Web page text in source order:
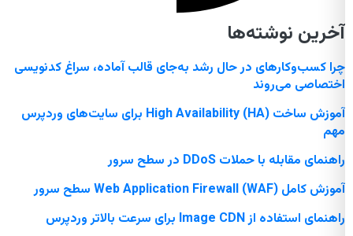
آخرین نوشته‌ها
چرا کسب‌وکارهای در حال رشد به‌جای قالب آماده، سراغ کدنویسی
اختصاصی می‌روند
آموزش ساخت High Availability (HA) برای سایت‌های وردپرس
مهم
راهنمای مقابله با حملات DDoS در سطح سرور
آموزش کامل Web Application Firewall (WAF) سطح سرور
راهنمای استفاده از Image CDN برای سرعت بالاتر وردپرس